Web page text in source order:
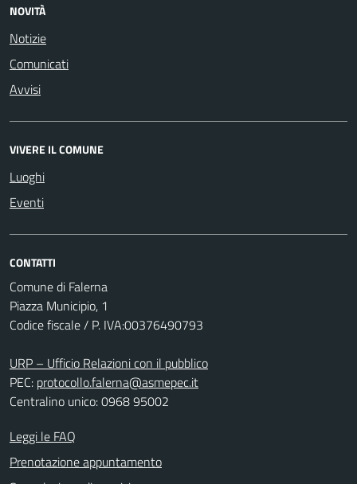
NOVITÀ
Notizie
Comunicati
Avvisi
VIVERE IL COMUNE
Luoghi
Eventi
CONTATTI
Comune di Falerna
Piazza Municipio, 1
Codice fiscale / P. IVA:00376490793
URP – Ufficio Relazioni con il pubblico
PEC: protocollo.falerna@asmepec.it
Centralino unico: 0968 95002
Leggi le FAQ
Prenotazione appuntamento